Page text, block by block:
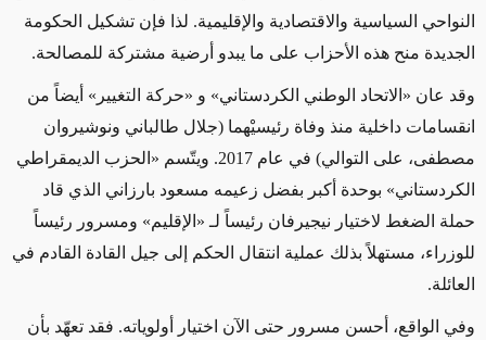
النواحي السياسية والاقتصادية والإقليمية. لذا فإن تشكيل الحكومة
الجديدة منح هذه الأحزاب على ما يبدو أرضية مشتركة للمصالحة.
وقد عان «الاتحاد الوطني الكردستاني» و «حركة التغيير» أيضاً من
انقسامات داخلية منذ وفاة رئيسيْهما (جلال طالباني ونوشيروان
مصطفى، على التوالي) في عام 2017. ويتّسم «الحزب الديمقراطي
الكردستاني» بوحدة أكبر بفضل زعيمه مسعود بارزاني الذي قاد
حملة الضغط لاختيار نيجيرفان رئيساً لـ «الإقليم» ومسرور رئيساً
للوزراء، مستهلاً بذلك عملية انتقال الحكم إلى جيل القادة القادم في
العائلة.
وفي الواقع، أحسن مسرور حتى الآن اختيار أولوياته. فقد تعهّد بأن